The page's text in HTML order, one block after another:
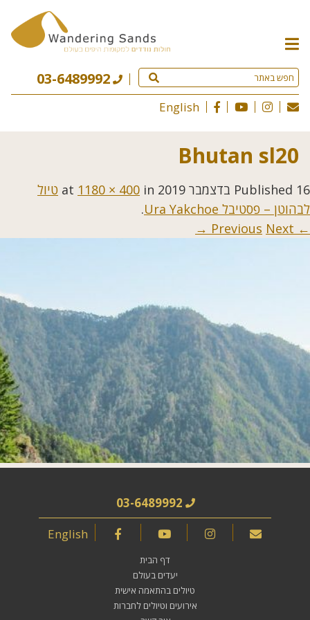
תפריט
האתר
03-6489992
English
Bhutan sl20
Published 16 בדצמבר 2019 1180 × 400 in
טיול
לבהוטן – פסטיבל Ura Yakchoe
.
← Previous
Next →
03-6489992
English
דף הבית
יעדים בעולם
טיולים בהתאמה אישית
אירועים וטיולים לחברות